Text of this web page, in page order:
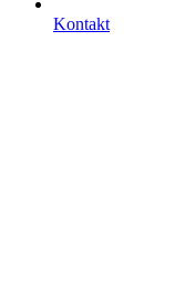
Kontakt